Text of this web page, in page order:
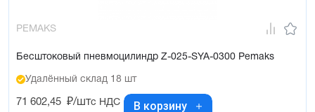
PEMAKS
Бесштоковый пневмоцилиндр Z-025-SYA-0300 Pemaks
Удалённый склад 18 шт
71 602,45 ₽/штс НДС В корзину